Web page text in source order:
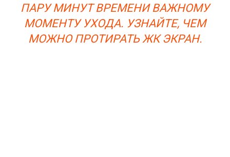
ПАРУ МИНУТ ВРЕМЕНИ ВАЖНОМУ
МОМЕНТУ УХОДА. УЗНАЙТЕ, ЧЕМ
МОЖНО ПРОТИРАТЬ ЖК ЭКРАН.